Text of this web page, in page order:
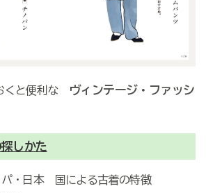
くと便利な
ヴィンテージ・ファッシ
しかた
パ・日本 国による古着の特徴